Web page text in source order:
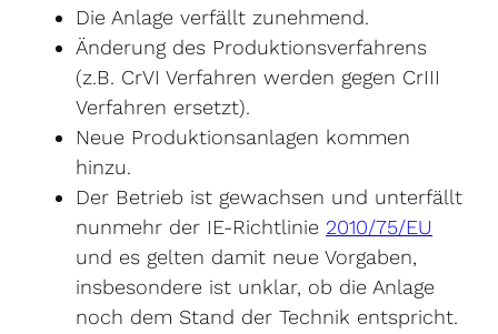
Die Anlage verfällt zunehmend.
Änderung des Produktionsverfahrens
(z.B. CrVI Verfahren werden gegen CrIII
Verfahren ersetzt).
Neue Produktionsanlagen kommen
hinzu.
Der Betrieb ist gewachsen und unterfällt
nunmehr der IE-Richtlinie 2010/75/EU
und es gelten damit neue Vorgaben,
insbesondere ist unklar, ob die Anlage
noch dem Stand der Technik entspricht.